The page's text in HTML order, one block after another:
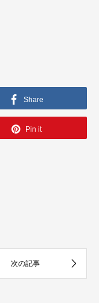
Share
Pin it